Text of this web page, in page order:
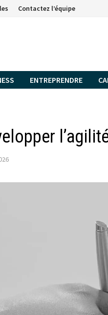
Contactez l’équipe
ENTREPRENDRE